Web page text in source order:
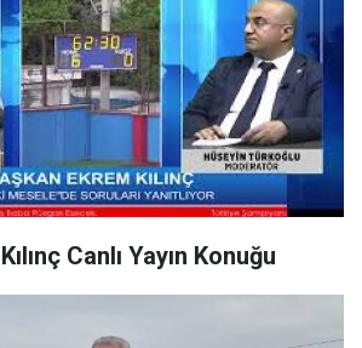
Başkan Ekrem Kılınç Canlı Yayın Konuğu